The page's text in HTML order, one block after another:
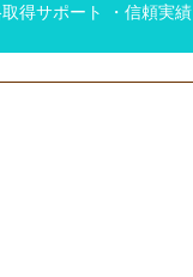
得サポート ・信頼実績